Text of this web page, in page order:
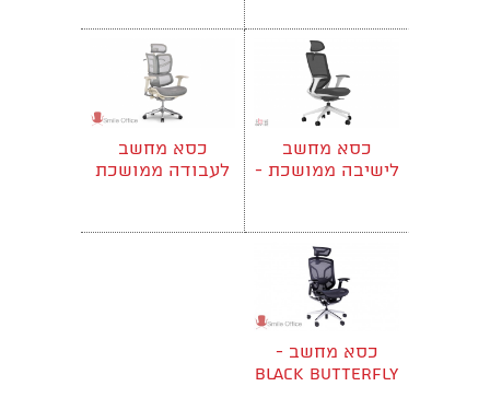
כסא מחשב
לישיבה ממושכת -
כסא מחשב
לעבודה ממושכת
כסא מחשב -
BLACK BUTTERFLY